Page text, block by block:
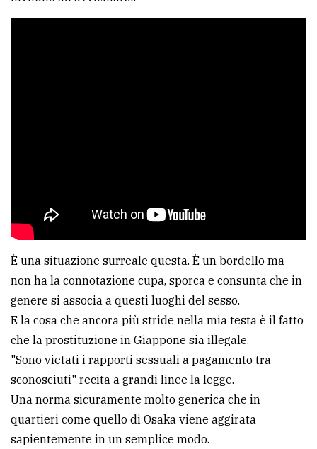
È una situazione surreale questa. È un bordello ma
non ha la connotazione cupa, sporca e consunta che in
genere si associa a questi luoghi del sesso.
E la cosa che ancora più stride nella mia testa è il fatto
che la prostituzione in Giappone sia illegale.
"Sono vietati i rapporti sessuali a pagamento tra
sconosciuti" recita a grandi linee la legge.
Una norma sicuramente molto generica che in
quartieri come quello di Osaka viene aggirata
sapientemente in un semplice modo.